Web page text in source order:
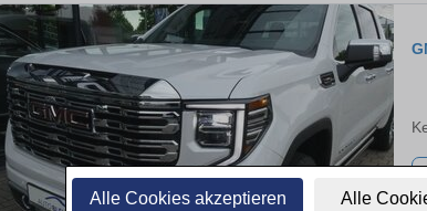
Alle Cookies akzeptieren Alle